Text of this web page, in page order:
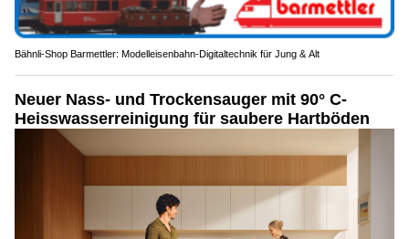
Bähnli-Shop Barmettler: Modelleisenbahn-Digitaltechnik für Jung & Alt
Neuer Nass- und Trockensauger mit 90° C-
Heisswasserreinigung für saubere Hartböden